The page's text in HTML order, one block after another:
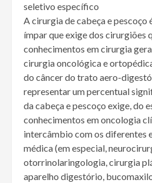
seletivo específico
A cirurgia de cabeça e pescoço
ímpar que exige dos cirurgiões
conhecimentos em cirurgia
cirurgia oncológica e
do câncer do trato aero-
representar um percentual
da cabeça e pescoço exige, do
conhecimentos em oncologia
intercâmbio com os diferentes
médica (em especial,
otorrinolaringologia, cirurgia
aparelho digestório,